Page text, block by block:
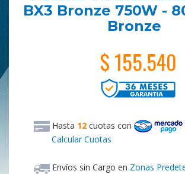
BX3 Bronze 750W -
Bronze
$ 155.540
Hasta 12 cuotas con
Calcular Cuotas
Envíos sin Cargo en Zonas